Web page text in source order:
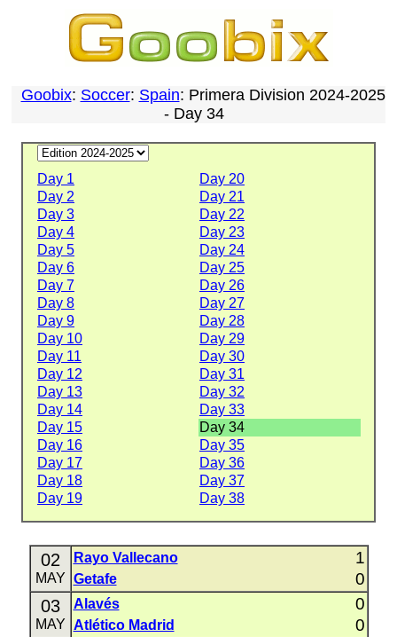
Goobix: Soccer: Spain: Primera Division 2024-2025
- Day 34
Day 1
Day 20
Day 2
Day 21
Day 3
Day 22
Day 4
Day 23
Day 5
Day 24
Day 6
Day 25
Day 7
Day 26
Day 8
Day 27
Day 9
Day 28
Day 10
Day 29
Day 11
Day 30
Day 12
Day 31
Day 13
Day 32
Day 14
Day 33
Day 15
Day 34
Day 16
Day 35
Day 17
Day 36
Day 18
Day 37
Day 19
Day 38
02
MAY
Rayo Vallecano 1
Getafe 0
03
MAY
Alavés 0
Atlético Madrid 0